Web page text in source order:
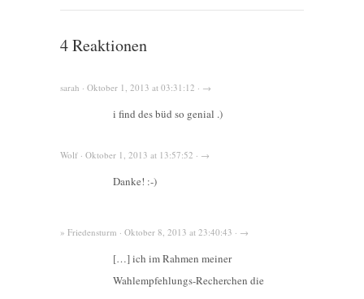
4 Reaktionen
sarah · Oktober 1, 2013 at 03:31:12 · →
i find des büd so genial .)
Wolf · Oktober 1, 2013 at 13:57:52 · →
Danke! :-)
» Friedensturm · Oktober 8, 2013 at 23:40:43 · →
[…] ich im Rahmen meiner
Wahlempfehlungs-Recherchen die